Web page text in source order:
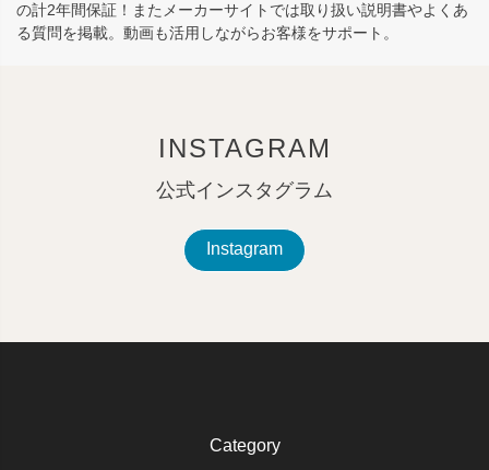
の計2年間保証！またメーカーサイトでは取り扱い説明書やよくあ
る質問を掲載。動画も活用しながらお客様をサポート。
INSTAGRAM
公式インスタグラム
Instagram
Category